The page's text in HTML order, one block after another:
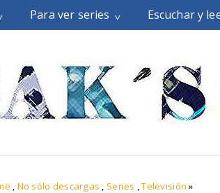
Para ver series Escuchar y
, No sólo descargas , Series ,Televisión »